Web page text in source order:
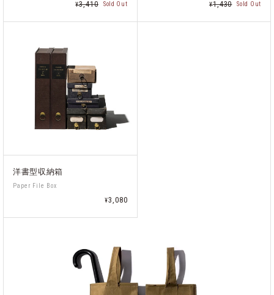
¥3,410 Sold Out ¥1,430 Sold Out
洋書型収納箱
Paper File Box
¥3,080